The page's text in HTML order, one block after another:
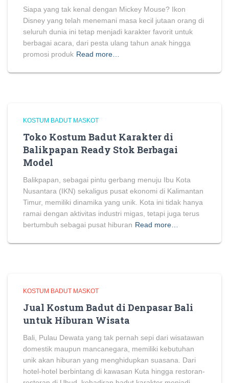
Siapa yang tak kenal dengan Mickey Mouse? Ikon
Disney yang telah menemani masa kecil jutaan orang di
seluruh dunia ini tetap menjadi karakter favorit untuk
berbagai acara, dari pesta ulang tahun anak hingga
promosi produk Read more…
KOSTUM BADUT MASKOT
Toko Kostum Badut Karakter di
Balikpapan Ready Stok Berbagai
Model
Balikpapan, sebagai pintu gerbang menuju Ibu Kota
Nusantara (IKN) sekaligus pusat ekonomi di Kalimantan
Timur, memiliki dinamika yang unik. Kota ini tidak hanya
ramai dengan aktivitas industri migas, tetapi juga terus
bertumbuh sebagai pusat hiburan Read more…
KOSTUM BADUT MASKOT
Jual Kostum Badut di Denpasar Bali
untuk Hiburan Wisata
Bali, Pulau Dewata yang tak pernah sepi dari wisatawan
domestik maupun mancanegara, memiliki kebutuhan
unik akan hiburan yang menghidupkan suasana. Dari
hotel-hotel berbintang di kawasan Kuta hingga restoran-